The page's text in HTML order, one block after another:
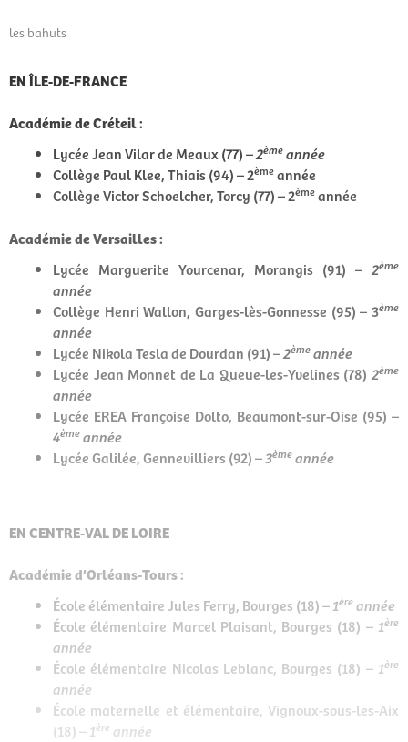
les bahuts
EN ÎLE-DE-FRANCE
Académie de Créteil :
Lycée Jean Vilar de Meaux (77) –2èmeannée
Collège Paul Klee, Thiais (94) – 2èmeannée
Collège Victor Schoelcher, Torcy (77) – 2èmeannée
Académie de Versailles :
Lycée Marguerite Yourcenar, Morangis (91) – 2ème
année
Collège Henri Wallon, Garges-lès-Gonnesse (95) – 3ème
année
Lycée Nikola Tesla de Dourdan (91) –2èmeannée
Lycée Jean Monnet de La Queue-les-Yvelines (78) 2ème
année
Lycée EREA Françoise Dolto, Beaumont-sur-Oise (95) –
4èmeannée
Lycée Galilée, Gennevilliers (92) –3èmeannée
EN CENTRE-VAL DE LOIRE
Académie d’Orléans-Tours :
École élémentaire Jules Ferry, Bourges (18)– 1èreannée
École élémentaire Marcel Plaisant, Bourges (18) – 1ère
année
École élémentaire Nicolas Leblanc, Bourges (18) – 1ère
année
École maternelle et élémentaire, Vignoux-sous-les-Aix
(18)– 1ère année